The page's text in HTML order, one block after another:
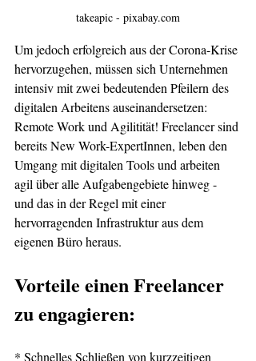
takeapic - pixabay.com
Um jedoch erfolgreich aus der Corona-Krise
hervorzugehen, müssen sich Unternehmen
intensiv mit zwei bedeutenden Pfeilern des
digitalen Arbeitens auseinandersetzen:
Remote Work und Agilitität! Freelancer sind
bereits New Work-ExpertInnen, leben den
Umgang mit digitalen Tools und arbeiten
agil über alle Aufgabengebiete hinweg -
und das in der Regel mit einer
hervorragenden Infrastruktur aus dem
eigenen Büro heraus.
Vorteile einen Freelancer
zu engagieren:
* Schnelles Schließen von kurzzeitigen